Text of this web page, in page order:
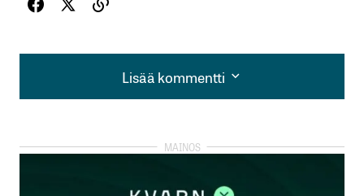
Lisää kommentti
Lisää kommentti
kirjautua
rekisteröityä